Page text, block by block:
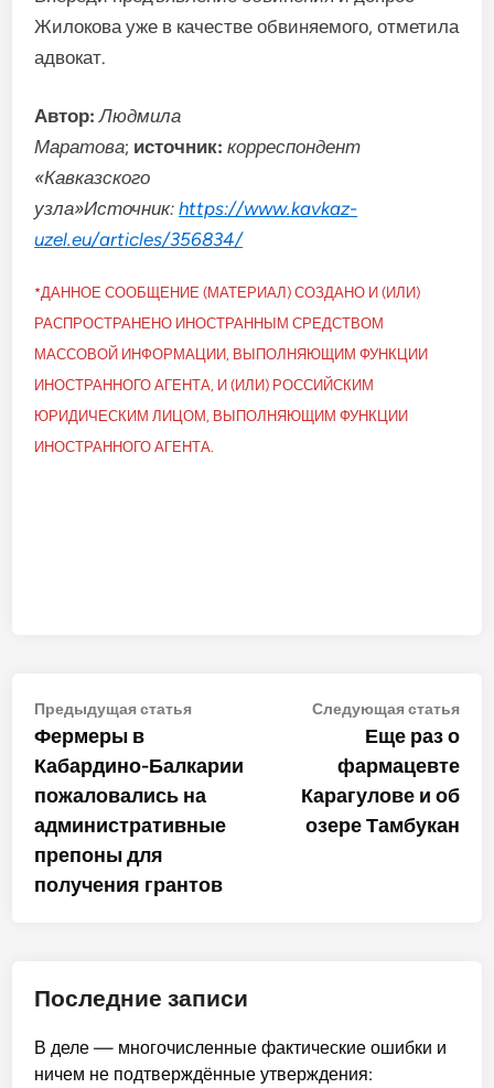
Жилокова уже в качестве обвиняемого, отметила
адвокат.
Автор: Людмила
Маратова; источник: корреспондент
«Кавказского
узла»Источник:https://www.kavkaz-
uzel.eu/articles/356834/
*ДАННОЕ СООБЩЕНИЕ (МАТЕРИАЛ) СОЗДАНО И (ИЛИ)
РАСПРОСТРАНЕНО ИНОСТРАННЫМ СРЕДСТВОМ
МАССОВОЙ ИНФОРМАЦИИ, ВЫПОЛНЯЮЩИМ ФУНКЦИИ
ИНОСТРАННОГО АГЕНТА, И (ИЛИ) РОССИЙСКИМ
ЮРИДИЧЕСКИМ ЛИЦОМ, ВЫПОЛНЯЮЩИМ ФУНКЦИИ
ИНОСТРАННОГО АГЕНТА.
Навигация
по
записям
Предыдущая статьяПредыдущая
Фермеры в
Кабардино-Балкарии
пожаловались на
административные
препоны для
получения грантов
Следующая статья
Еще раз о
фармацевте
Карагулове и об
озере Тамбукан
Последние записи
В деле — многочисленные фактические ошибки и
ничем не подтверждённые утверждения: